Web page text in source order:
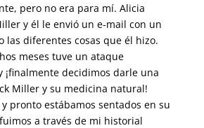
pero no era para mí. Alicia
y él le envió un e-mail con un
las diferentes cosas que él hizo.
meses tuve un ataque
¡finalmente decidimos darle una
Miller y su medicina natural!
pronto estábamos sentados en su
a través de mi historial